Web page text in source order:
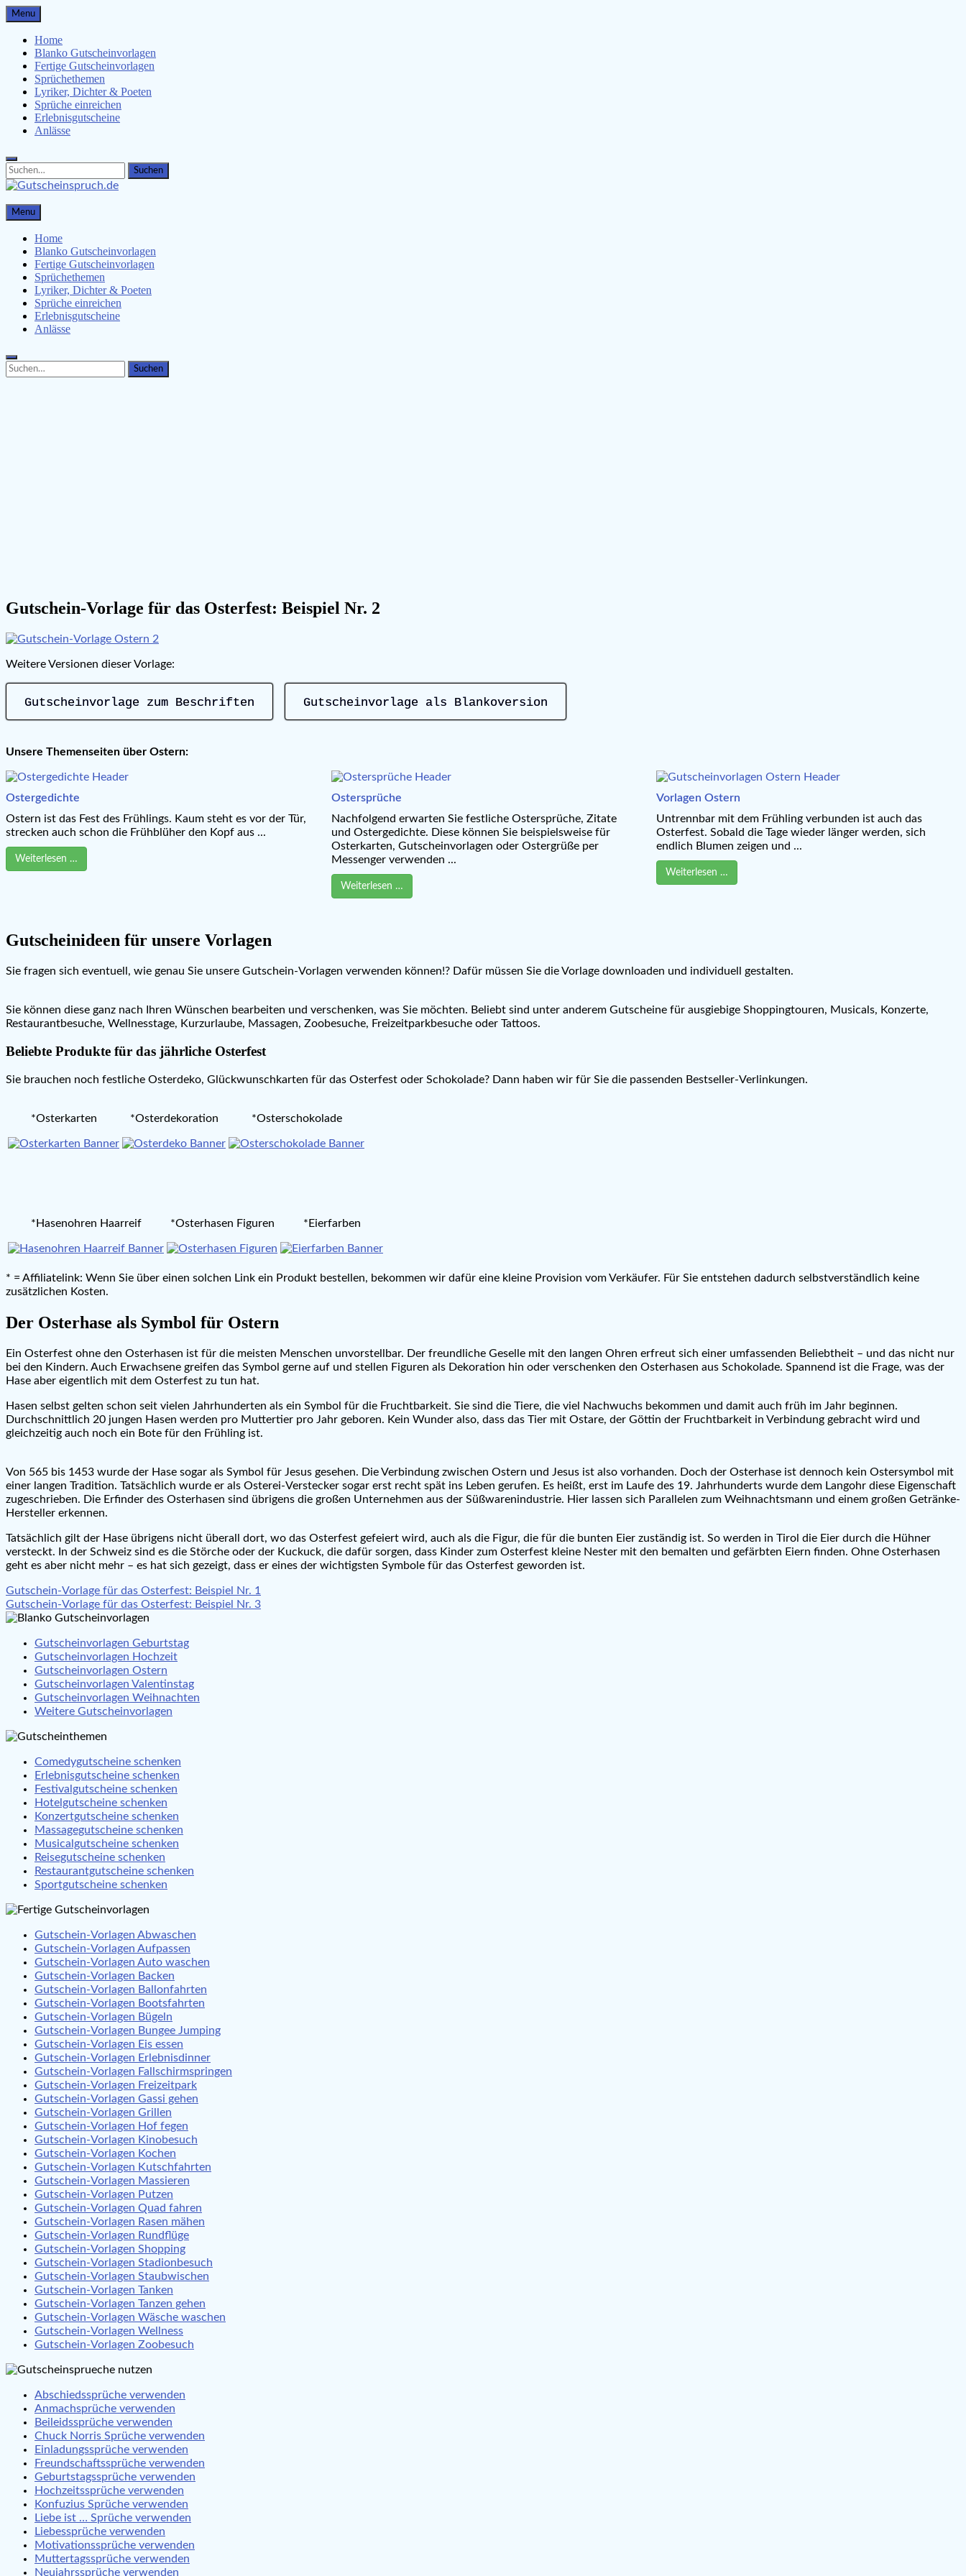
Skip
to
content
Menu
Home
Blanko Gutscheinvorlagen
Fertige Gutscheinvorlagen
Sprüchethemen
Lyriker, Dichter & Poeten
Sprüche einreichen
Erlebnisgutscheine
Anlässe
Search
for:
Search
Gutscheinspruch.de
Gutscheinsprüche & Gutscheinvorlagen finden
Menu
Home
Blanko Gutscheinvorlagen
Fertige Gutscheinvorlagen
Sprüchethemen
Lyriker, Dichter & Poeten
Sprüche einreichen
Erlebnisgutscheine
Anlässe
Search
for:
Search
Gutschein-Vorlage für das Osterfest: Beispiel Nr. 2
Weitere Versionen dieser Vorlage:
Gutscheinvorlage zum Beschriften Gutscheinvorlage als Blankoversion
Unsere Themenseiten über Ostern:
Ostergedichte
Ostern ist das Fest des Frühlings. Kaum steht es vor der Tür,
strecken auch schon die Frühblüher den Kopf aus ...
Weiterlesen …
Ostersprüche
Nachfolgend erwarten Sie festliche Ostersprüche, Zitate
und Ostergedichte. Diese können Sie beispielsweise für
Osterkarten, Gutscheinvorlagen oder Ostergrüße per
Messenger verwenden ...
Weiterlesen …
Vorlagen Ostern
Untrennbar mit dem Frühling verbunden ist auch das
Osterfest. Sobald die Tage wieder länger werden, sich
endlich Blumen zeigen und ...
Weiterlesen …
Gutscheinideen für unsere Vorlagen
Sie fragen sich eventuell, wie genau Sie unsere Gutschein-Vorlagen verwenden können!? Dafür müssen Sie die Vorlage downloaden und individuell gestalten.
Sie können diese ganz nach Ihren Wünschen bearbeiten und verschenken, was Sie möchten. Beliebt sind unter anderem Gutscheine für ausgiebige Shoppingtouren, Musicals, Konzerte,
Restaurantbesuche, Wellnesstage, Kurzurlaube, Massagen, Zoobesuche, Freizeitparkbesuche oder Tattoos.
Beliebte Produkte für das jährliche Osterfest
Sie brauchen noch festliche Osterdeko, Glückwunschkarten für das Osterfest oder Schokolade? Dann haben wir für Sie die passenden Bestseller-Verlinkungen.
*Osterkarten *Osterdekoration *Osterschokolade
*Hasenohren Haarreif *Osterhasen Figuren *Eierfarben
* = Affiliatelink: Wenn Sie über einen solchen Link ein Produkt bestellen, bekommen wir dafür eine kleine Provision vom Verkäufer. Für Sie entstehen dadurch selbstverständlich keine
zusätzlichen Kosten.
Der Osterhase als Symbol für Ostern
Ein Osterfest ohne den Osterhasen ist für die meisten Menschen unvorstellbar. Der freundliche Geselle mit den langen Ohren erfreut sich einer umfassenden Beliebtheit – und das nicht nur
bei den Kindern. Auch Erwachsene greifen das Symbol gerne auf und stellen Figuren als Dekoration hin oder verschenken den Osterhasen aus Schokolade. Spannend ist die Frage, was der
Hase aber eigentlich mit dem Osterfest zu tun hat.
Hasen selbst gelten schon seit vielen Jahrhunderten als ein Symbol für die Fruchtbarkeit. Sie sind die Tiere, die viel Nachwuchs bekommen und damit auch früh im Jahr beginnen.
Durchschnittlich 20 jungen Hasen werden pro Muttertier pro Jahr geboren. Kein Wunder also, dass das Tier mit Ostare, der Göttin der Fruchtbarkeit in Verbindung gebracht wird und
gleichzeitig auch noch ein Bote für den Frühling ist.
Von 565 bis 1453 wurde der Hase sogar als Symbol für Jesus gesehen. Die Verbindung zwischen Ostern und Jesus ist also vorhanden. Doch der Osterhase ist dennoch kein Ostersymbol mit
einer langen Tradition. Tatsächlich wurde er als Osterei-Verstecker sogar erst recht spät ins Leben gerufen. Es heißt, erst im Laufe des 19. Jahrhunderts wurde dem Langohr diese Eigenschaft
zugeschrieben. Die Erfinder des Osterhasen sind übrigens die großen Unternehmen aus der Süßwarenindustrie. Hier lassen sich Parallelen zum Weihnachtsmann und einem großen Getränke-
Hersteller erkennen.
Tatsächlich gilt der Hase übrigens nicht überall dort, wo das Osterfest gefeiert wird, auch als die Figur, die für die bunten Eier zuständig ist. So werden in Tirol die Eier durch die Hühner
versteckt. In der Schweiz sind es die Störche oder der Kuckuck, die dafür sorgen, dass Kinder zum Osterfest kleine Nester mit den bemalten und gefärbten Eiern finden. Ohne Osterhasen
geht es aber nicht mehr – es hat sich gezeigt, dass er eines der wichtigsten Symbole für das Osterfest geworden ist.
Beitragsnavigation
Gutschein-Vorlage für das Osterfest: Beispiel Nr. 1
Gutschein-Vorlage für das Osterfest: Beispiel Nr. 3
Gutscheinvorlagen Geburtstag
Gutscheinvorlagen Hochzeit
Gutscheinvorlagen Ostern
Gutscheinvorlagen Valentinstag
Gutscheinvorlagen Weihnachten
Weitere Gutscheinvorlagen
Comedygutscheine schenken
Erlebnisgutscheine schenken
Festivalgutscheine schenken
Hotelgutscheine schenken
Konzertgutscheine schenken
Massagegutscheine schenken
Musicalgutscheine schenken
Reisegutscheine schenken
Restaurantgutscheine schenken
Sportgutscheine schenken
Gutschein-Vorlagen Abwaschen
Gutschein-Vorlagen Aufpassen
Gutschein-Vorlagen Auto waschen
Gutschein-Vorlagen Backen
Gutschein-Vorlagen Ballonfahrten
Gutschein-Vorlagen Bootsfahrten
Gutschein-Vorlagen Bügeln
Gutschein-Vorlagen Bungee Jumping
Gutschein-Vorlagen Eis essen
Gutschein-Vorlagen Erlebnisdinner
Gutschein-Vorlagen Fallschirmspringen
Gutschein-Vorlagen Freizeitpark
Gutschein-Vorlagen Gassi gehen
Gutschein-Vorlagen Grillen
Gutschein-Vorlagen Hof fegen
Gutschein-Vorlagen Kinobesuch
Gutschein-Vorlagen Kochen
Gutschein-Vorlagen Kutschfahrten
Gutschein-Vorlagen Massieren
Gutschein-Vorlagen Putzen
Gutschein-Vorlagen Quad fahren
Gutschein-Vorlagen Rasen mähen
Gutschein-Vorlagen Rundflüge
Gutschein-Vorlagen Shopping
Gutschein-Vorlagen Stadionbesuch
Gutschein-Vorlagen Staubwischen
Gutschein-Vorlagen Tanken
Gutschein-Vorlagen Tanzen gehen
Gutschein-Vorlagen Wäsche waschen
Gutschein-Vorlagen Wellness
Gutschein-Vorlagen Zoobesuch
Abschiedssprüche verwenden
Anmachsprüche verwenden
Beileidssprüche verwenden
Chuck Norris Sprüche verwenden
Einladungssprüche verwenden
Freundschaftssprüche verwenden
Geburtstagssprüche verwenden
Hochzeitssprüche verwenden
Konfuzius Sprüche verwenden
Liebe ist … Sprüche verwenden
Liebessprüche verwenden
Motivationssprüche verwenden
Muttertagssprüche verwenden
Neujahrssprüche verwenden